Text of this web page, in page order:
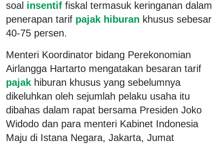
soal insentif fiskal termasuk keringanan dalam
penerapan tarif pajak hiburan khusus sebesar
40-75 persen.
Menteri Koordinator bidang Perekonomian
Airlangga Hartarto mengatakan besaran tarif
pajak hiburan khusus yang sebelumnya
dikeluhkan oleh sejumlah pelaku usaha itu
dibahas dalam rapat bersama Presiden Joko
Widodo dan para menteri Kabinet Indonesia
Maju di Istana Negara, Jakarta, Jumat